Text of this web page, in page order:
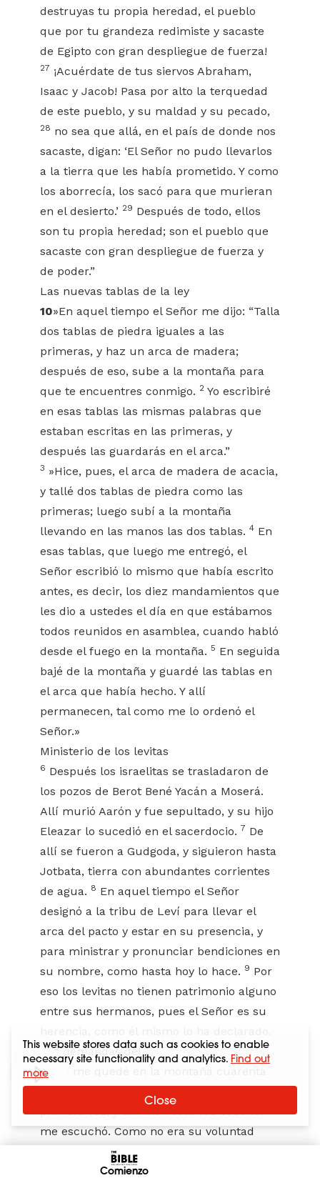
Comienzo
destruyas tu propia heredad, el pueblo
que por tu grandeza redimiste y sacaste
de Egipto con gran despliegue de fuerza!
27 ¡Acuérdate de tus siervos Abraham,
Isaac y Jacob! Pasa por alto la terquedad
de este pueblo, y su maldad y su pecado,
28 no sea que allá, en el país de donde nos
sacaste, digan: ‘El Señor no pudo llevarlos
a la tierra que les había prometido. Y como
los aborrecía, los sacó para que murieran
en el desierto.’ 29 Después de todo, ellos
son tu propia heredad; son el pueblo que
sacaste con gran despliegue de fuerza y
de poder.”
Las nuevas tablas de la ley
10»En aquel tiempo el Señor me dijo: “Talla
dos tablas de piedra iguales a las
primeras, y haz un arca de madera;
después de eso, sube a la montaña para
que te encuentres conmigo. 2 Yo escribiré
en esas tablas las mismas palabras que
estaban escritas en las primeras, y
después las guardarás en el arca.”
3 »Hice, pues, el arca de madera de acacia,
y tallé dos tablas de piedra como las
primeras; luego subí a la montaña
llevando en las manos las dos tablas. 4 En
esas tablas, que luego me entregó, el
Señor escribió lo mismo que había escrito
antes, es decir, los diez mandamientos que
les dio a ustedes el día en que estábamos
todos reunidos en asamblea, cuando habló
desde el fuego en la montaña. 5 En seguida
bajé de la montaña y guardé las tablas en
el arca que había hecho. Y allí
permanecen, tal como me lo ordenó el
Señor.»
Ministerio de los levitas
6 Después los israelitas se trasladaron de
los pozos de Berot Bené Yacán a Moserá.
Allí murió Aarón y fue sepultado, y su hijo
Eleazar lo sucedió en el sacerdocio. 7 De
allí se fueron a Gudgoda, y siguieron hasta
Jotbata, tierra con abundantes corrientes
de agua. 8 En aquel tiempo el Señor
designó a la tribu de Leví para llevar el
arca del pacto y estar en su presencia, y
para ministrar y pronunciar bendiciones en
su nombre, como hasta hoy lo hace. 9 Por
eso los levitas no tienen patrimonio alguno
entre sus hermanos, pues el Señor es su
Las demandas del
primera vez, y también esta vez el Señor
me escuchó. Como no era su voluntad
11el Señor me dijo: “Ve y guía al
pueblo en su camino, para que entren y
This website stores data such as cookies to enable
necessary site functionality and analytics. Find out
more
Close